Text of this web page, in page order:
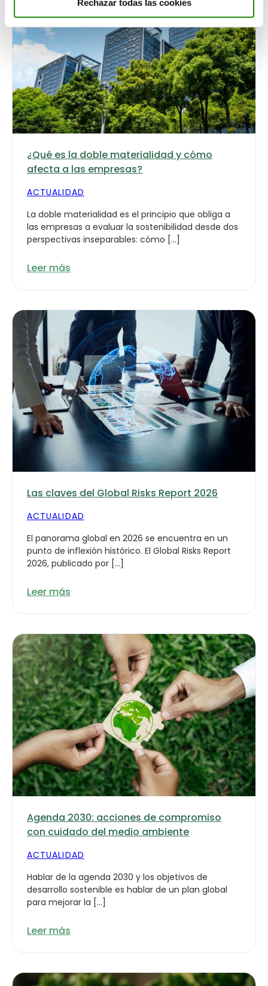
Rechazar todas las cookies
¿Qué es la doble materialidad y cómo
afecta a las empresas?
ACTUALIDAD
La doble materialidad es el principio que obliga a
las empresas a evaluar la sostenibilidad desde dos
perspectivas inseparables: cómo […]
Leer más
Las claves del Global Risks Report 2026
ACTUALIDAD
El panorama global en 2026 se encuentra en un
punto de inflexión histórico. El Global Risks Report
2026, publicado por […]
Leer más
Agenda 2030: acciones de compromiso
con cuidado del medio ambiente
ACTUALIDAD
Hablar de la agenda 2030 y los objetivos de
desarrollo sostenible es hablar de un plan global
para mejorar la […]
Leer más